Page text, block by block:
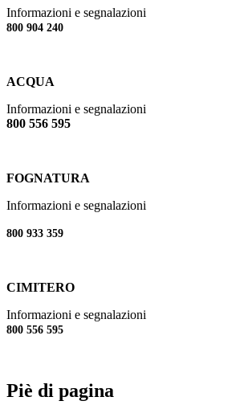
Informazioni e segnalazioni
800 904 240
ACQUA
Informazioni e segnalazioni
800 556 595
FOGNATURA
Informazioni e segnalazioni
800 933 359
CIMITERO
Informazioni e segnalazioni
800 556 595
Piè di pagina